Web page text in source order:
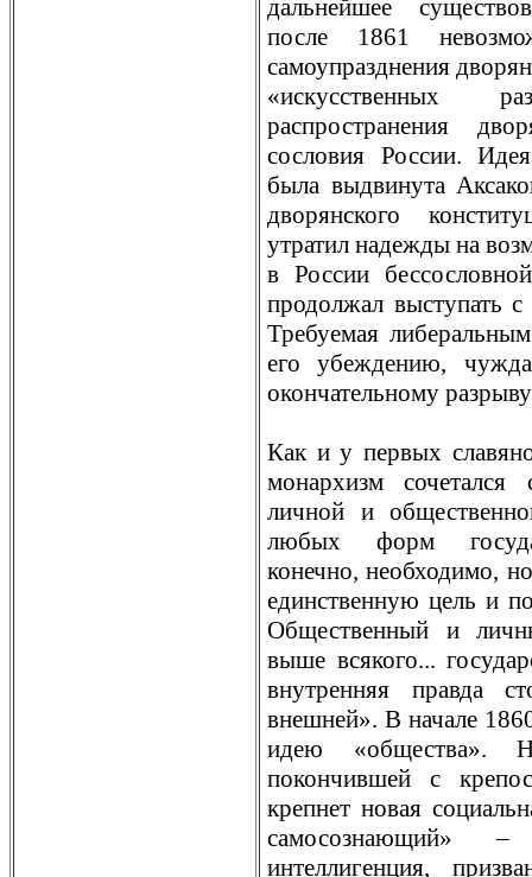
дальнейшее
после 1861
самоупразднения
«искусственных
распространения
сословия России.
была выдвинута
дворянского
утратил надежды на
в России
продолжал выступать с
Трeбуемая
его убеждению,
окончательному
Как и у первых
монархизм сочетался
личной и
любых форм
конечно, необходимо,
единственную цель и
Общественный и
выше всякого...
внутрeнняя правда
внешней». В начале
идею «общества».
покончившей с
крeпнет новая
самосознающий»
интеллигенция,